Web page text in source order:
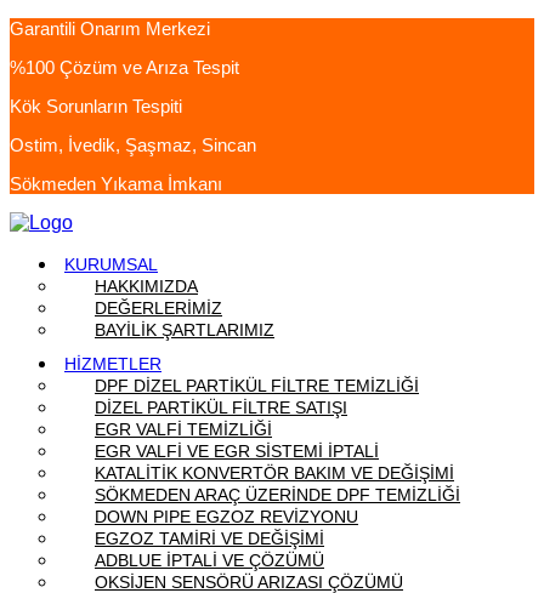
Garantili Onarım Merkezi
%100 Çözüm ve Arıza Tespit
Kök Sorunların Tespiti
Ostim, İvedik, Şaşmaz, Sincan
Sökmeden Yıkama İmkanı
KURUMSAL
HAKKIMIZDA
DEĞERLERİMİZ
BAYİLİK ŞARTLARIMIZ
HİZMETLER
DPF DİZEL PARTİKÜL FİLTRE TEMİZLİĞİ
DİZEL PARTİKÜL FİLTRE SATIŞI
EGR VALFİ TEMİZLİĞİ
EGR VALFİ VE EGR SİSTEMİ İPTALİ
KATALİTİK KONVERTÖR BAKIM VE DEĞİŞİMİ
SÖKMEDEN ARAÇ ÜZERİNDE DPF TEMİZLİĞİ
DOWN PIPE EGZOZ REVİZYONU
EGZOZ TAMİRİ VE DEĞİŞİMİ
ADBLUE İPTALİ VE ÇÖZÜMÜ
OKSİJEN SENSÖRÜ ARIZASI ÇÖZÜMÜ